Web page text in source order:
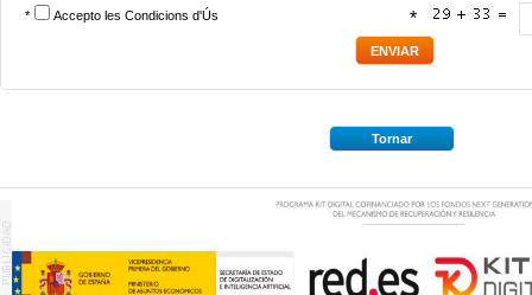
* Accepto les Condicions d'Ús *
Tornar